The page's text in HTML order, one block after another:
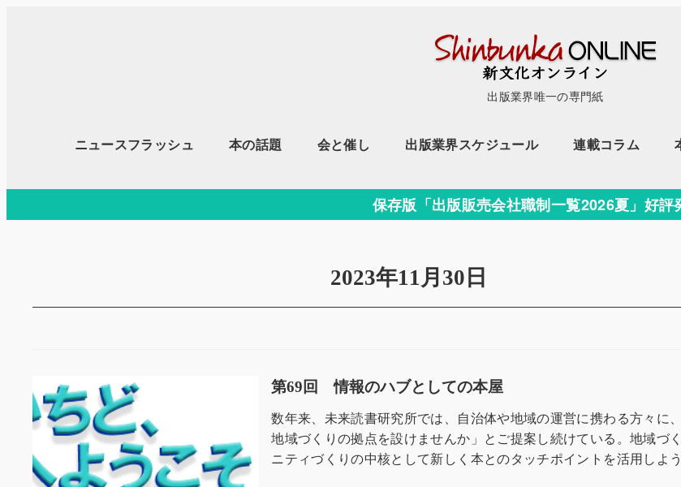
移
出版業界唯一の専門紙
ニュースフラッシュ 本の話題 会と催し 出版業界スケジュール 連載コラム
保存版「出版販売会社職制一覧2026夏」好評
2023年11月30日
第69回 情報のハブとしての本屋
数年来、未来読書研究所では、自治体や地域の運営に携わる方々に
地域づくりの拠点を設けませんか」とご提案し続けている。地域づ
ニティづくりの中核として新しく本とのタッチポイントを活用しよ